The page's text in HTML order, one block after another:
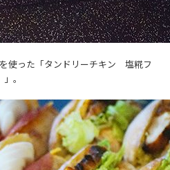
使った「タンドリーチキン 塩糀フ
。